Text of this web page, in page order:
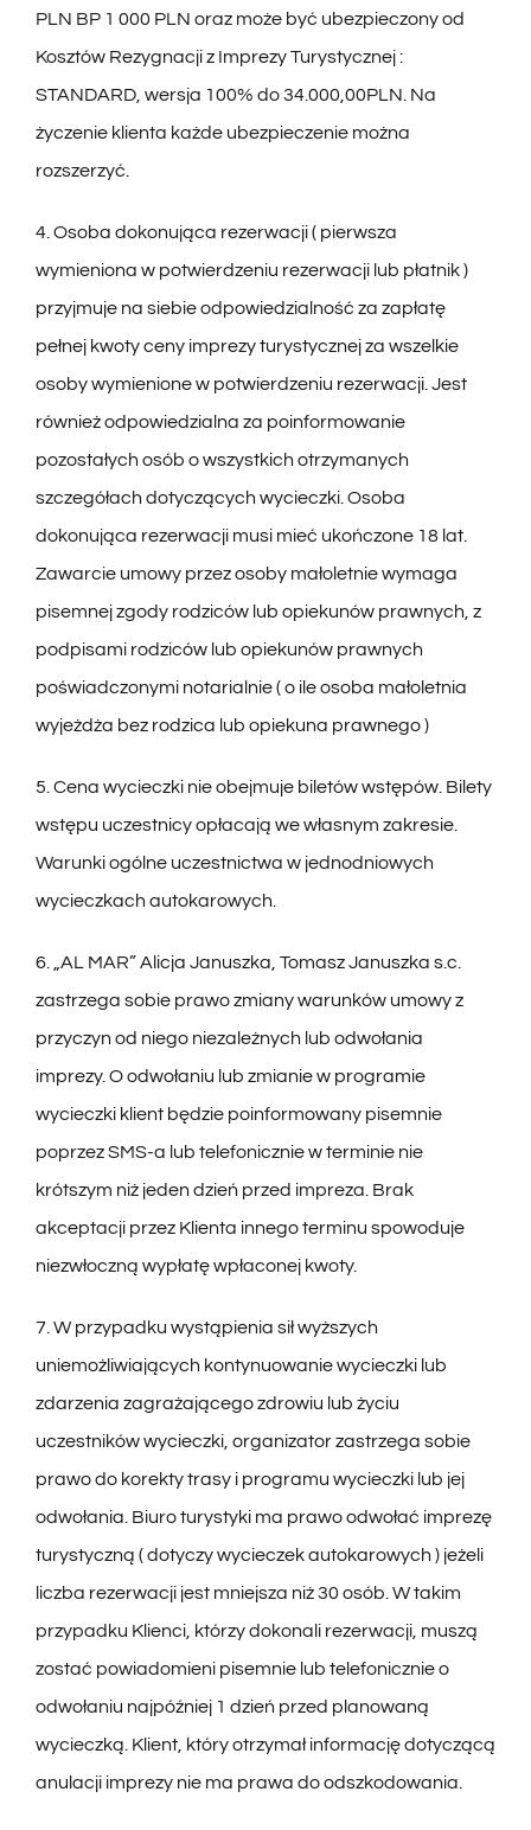
PLN BP 1 000 PLN oraz może być ubezpieczony od
Kosztów Rezygnacji z Imprezy Turystycznej :
STANDARD, wersja 100% do 34.000,00PLN. Na
życzenie klienta każde ubezpieczenie można
rozszerzyć.
4. Osoba dokonująca rezerwacji ( pierwsza
wymieniona w potwierdzeniu rezerwacji lub płatnik )
przyjmuje na siebie odpowiedzialność za zapłatę
pełnej kwoty ceny imprezy turystycznej za wszelkie
osoby wymienione w potwierdzeniu rezerwacji. Jest
również odpowiedzialna za poinformowanie
pozostałych osób o wszystkich otrzymanych
szczegółach dotyczących wycieczki. Osoba
dokonująca rezerwacji musi mieć ukończone 18 lat.
Zawarcie umowy przez osoby małoletnie wymaga
pisemnej zgody rodziców lub opiekunów prawnych, z
podpisami rodziców lub opiekunów prawnych
poświadczonymi notarialnie ( o ile osoba małoletnia
wyjeżdża bez rodzica lub opiekuna prawnego )
5. Cena wycieczki nie obejmuje biletów wstępów. Bilety
wstępu uczestnicy opłacają we własnym zakresie.
Warunki ogólne uczestnictwa w jednodniowych
wycieczkach autokarowych.
6. „AL MAR” Alicja Januszka, Tomasz Januszka s.c.
zastrzega sobie prawo zmiany warunków umowy z
przyczyn od niego niezależnych lub odwołania
imprezy. O odwołaniu lub zmianie w programie
wycieczki klient będzie poinformowany pisemnie
poprzez SMS-a lub telefonicznie w terminie nie
krótszym niż jeden dzień przed impreza. Brak
akceptacji przez Klienta innego terminu spowoduje
niezwłoczną wypłatę wpłaconej kwoty.
7. W przypadku wystąpienia sił wyższych
uniemożliwiających kontynuowanie wycieczki lub
zdarzenia zagrażającego zdrowiu lub życiu
uczestników wycieczki, organizator zastrzega sobie
prawo do korekty trasy i programu wycieczki lub jej
odwołania. Biuro turystyki ma prawo odwołać imprezę
turystyczną ( dotyczy wycieczek autokarowych ) jeżeli
liczba rezerwacji jest mniejsza niż 30 osób. W takim
przypadku Klienci, którzy dokonali rezerwacji, muszą
zostać powiadomieni pisemnie lub telefonicznie o
odwołaniu najpóźniej 1 dzień przed planowaną
wycieczką. Klient, który otrzymał informację dotyczącą
anulacji imprezy nie ma prawa do odszkodowania.